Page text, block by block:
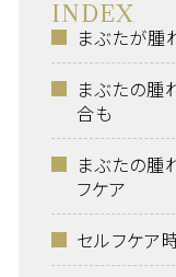
INDEX
まぶたが腫
まぶたの腫
合も
まぶたの腫
フケア
セルフケア